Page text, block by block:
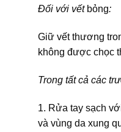
Đối với vết bỏng:
Giữ vết thương
không được chọc
Trong tất cả các
1. Rửa tay sạch
và vùng da xung